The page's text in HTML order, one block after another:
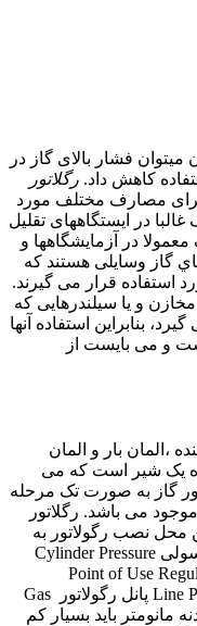
فشار بالای گاز در
کاهش داد. رگلاتور
مصارف مختلف مورد
غالبا در ایستگاههای تقلیل
در آزمایشگاهها و
ﮔﺎز وﺳﺎﯾﻠﯽ ﻫﺴﺘﻨﺪ ﮐﻪ
اﺳﺘﻔﺎده ﻗﺮار ﻣﯽ ﮔﯿﺮﻧﺪ.
و ﯾﺎ ﺳﯿﻠﻨﺪرﻫﺎﯾﯽ ﮐﻪ
ﺑﻨﺎﺑﺮاﯾﻦ اﺳﺘﻔﺎده آﻧﻬﺎ
و ﻣﯽ ﺑﺎﯾﺴﺖ از
،المان بار و المان
یک شیر است که می
گاز به صورت تک مرحله
می باشد. رگلاتور
محل نصب رگولاتور به
Cylinder Pressure
پانل رگولاتور
Gas
مانومتر باید بسیار کم